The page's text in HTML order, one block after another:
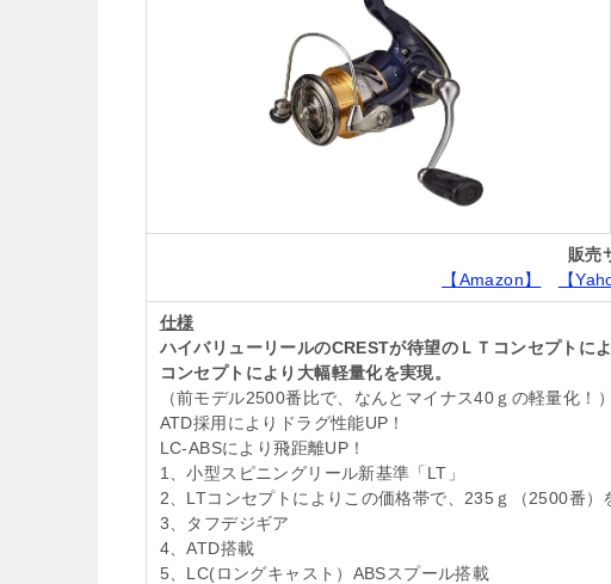
販売
【Amazon】
【
仕様
ハイバリューリールのCRESTが待望のＬＴコンセプトに
コンセプトにより大幅軽量化を実現。
（前モデル2500番比で、なんとマイナス40ｇの軽量化！）
ATD採用によりドラグ性能UP！
LC-ABSにより飛距離UP！
1、小型スピニングリール新基準「LT」
2、LTコンセプトによりこの価格帯で、235ｇ（2500番）
3、タフデジギア
4、ATD搭載
5、LC(ロングキャスト）ABSスプール搭載